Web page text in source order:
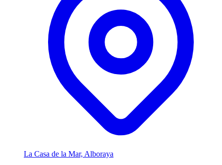
La Casa de la Mar, Alboraya